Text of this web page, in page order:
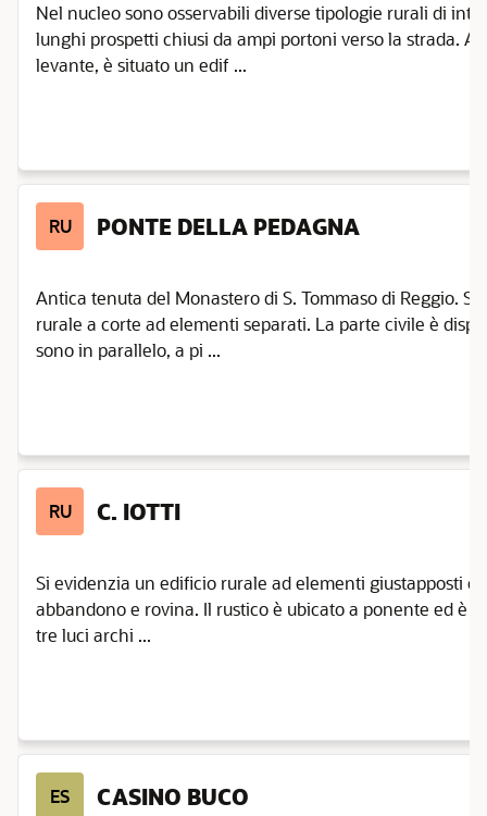
Nel nucleo sono osservabili diverse tipologie rurali di
lunghi prospetti chiusi da ampi portoni verso la strada. Al
levante, è situato un edif ...
RU PONTE DELLA PEDAGNA
Antica tenuta del Monastero di S. Tommaso di Reggio.
rurale a corte ad elementi separati. La parte civile è
sono in parallelo, a pi ...
RU C. IOTTI
Si evidenzia un edificio rurale ad elementi giustapposti
abbandono e rovina. Il rustico è ubicato a ponente ed è
tre luci archi ...
ES CASINO BUCO